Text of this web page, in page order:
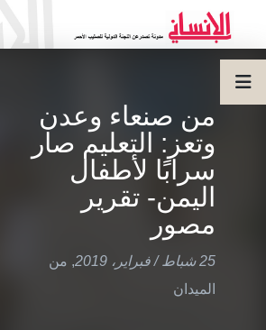
من صنعاء وعدن
وتعز: التعليم صار
سرابًا لأطفال
اليمن- تقرير
مصور
25 شباط / فبراير، 2019 , من
الميدان